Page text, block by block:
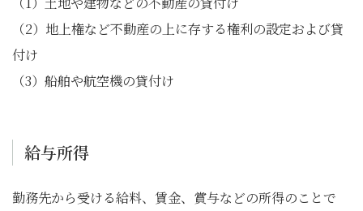
（2）地上権など不動産の上に存する権利の設定および貸
付け
（3）船舶や航空機の貸付け
給与所得
勤務先から受ける給料、賃金、賞与などの所得のことで